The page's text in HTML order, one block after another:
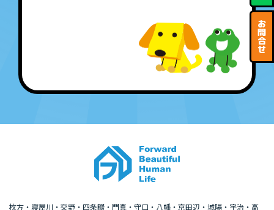
お
問
合
せ
枚方・寝屋川・交野・四条畷・門真・守口・八幡・京田辺・城陽・宇治・高